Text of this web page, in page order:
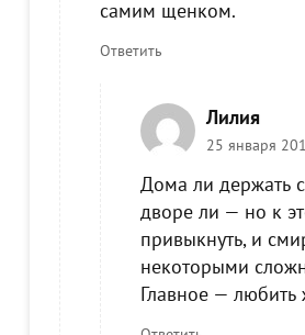
самим щенком.
Ответить
Лилия
25 января
Дома ли держать
дворе ли — но к
привыкнуть, и
некоторыми
Главное — любить